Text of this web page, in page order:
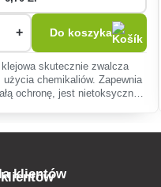
+ Do koszyka
klejowa skutecznie zwalcza
użycia chemikaliów. Zapewnia
ochronę, jest nietoksyczna i
klientów